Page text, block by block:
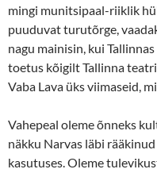
mingi munitsipaal-riiklik
puuduvat turutõrge,
nagu mainisin, kui
toetus kõigilt Tallinna
Vaba Lava üks viimaseid,
Vahepeal oleme õnneks
näkku Narvas läbi
kasutuses. Oleme